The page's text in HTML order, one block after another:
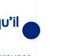
Suivantes